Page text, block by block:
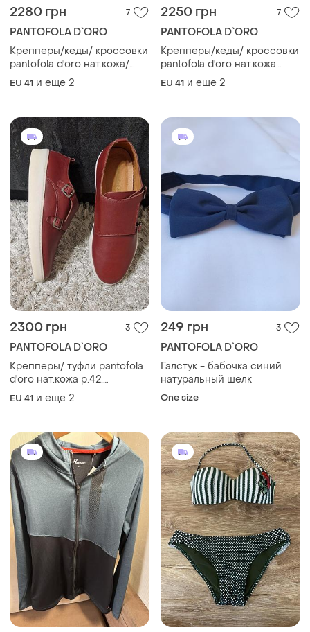
2280 грн 7
PANTOFOLA D`ORO
Крепперы/кеды/ кроссовки
pantofola d'oro нат.кожа/
нат.замша р.42. маломерят
EU 41 и еще 2
2250 грн 7
PANTOFOLA D`ORO
Крепперы/кеды/ кроссовки
pantofola d'oro нат.кожа
р.42. маломерят
EU 41 и еще 2
2300 грн 3
PANTOFOLA D`ORO
Крепперы/ туфли pantofola
d'oro нат.кожа р.42.
маломерят
EU 41 и еще 2
249 грн 3
PANTOFOLA D`ORO
Галстук - бабочка синий
натуральный шелк
One size